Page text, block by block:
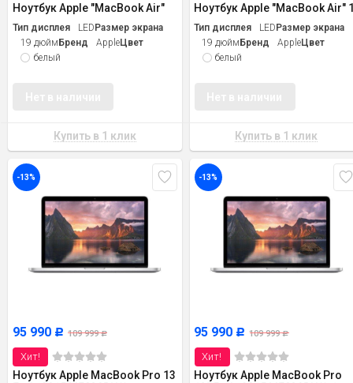
Ноутбук Apple "MacBook Air"
Тип дисплея LEDРазмер экрана
19 дюймБренд AppleЦвет
белый
Ноутбук Apple "MacBook Air"
Тип дисплея LEDРазмер экрана
19 дюймБренд AppleЦвет
белый
-13%
95 990 Р 109 999Р
Хит!
Ноутбук Apple MacBook Pro 13
-13%
95 990 Р 109 999Р
Хит!
Ноутбук Apple MacBook Pro